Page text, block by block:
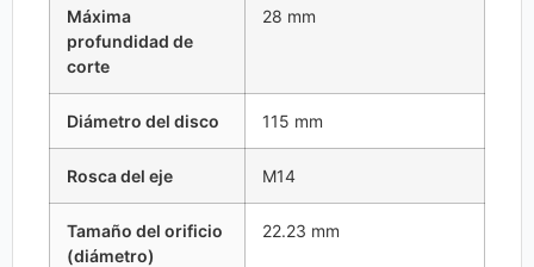
Máxima
profundidad de
corte
28 mm
Diámetro del disco 115 mm
Rosca del eje M14
Tamaño del orificio
(diámetro)
22.23 mm